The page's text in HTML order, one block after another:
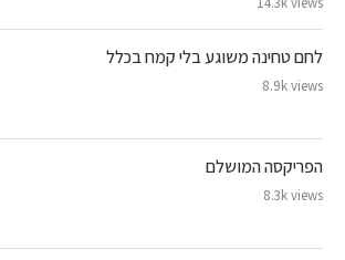
לחם טחינה משוגע בלי קמח בכלל
8.9k views
הפריקסה המושלם
8.3k views